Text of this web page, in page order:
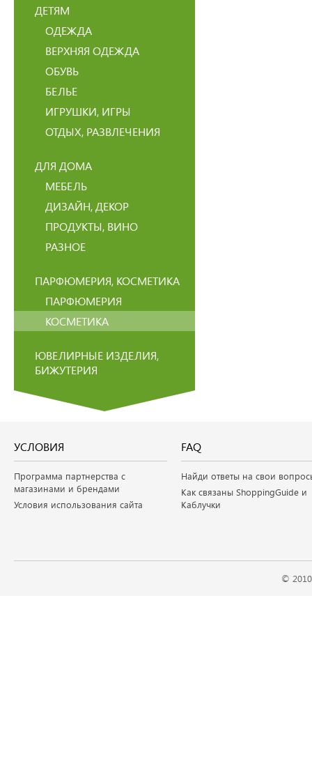
ДЕТЯМ
ОДЕЖДА
ВЕРХНЯЯ ОДЕЖДА
ОБУВЬ
БЕЛЬЕ
ИГРУШКИ, ИГРЫ
ОТДЫХ, РАЗВЛЕЧЕНИЯ
ДЛЯ ДОМА
МЕБЕЛЬ
ДИЗАЙН, ДЕКОР
ПРОДУКТЫ, ВИНО
РАЗНОЕ
ПАРФЮМЕРИЯ, КОСМЕТИКА
ПАРФЮМЕРИЯ
КОСМЕТИКА
ЮВЕЛИРНЫЕ ИЗДЕЛИЯ,
БИЖУТЕРИЯ
УСЛОВИЯ
Программа партнерства с
магазинами и брендами
Условия использования сайта
FAQ
Найди ответы на свои
Как связаны ShoppingGuide и
Каблучки
©